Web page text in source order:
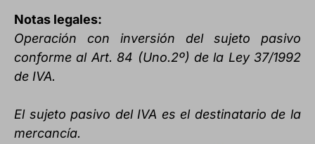
Notas legales:
Operación con inversión del sujeto pasivo
conforme al Art. 84 (Uno.2º) de la Ley 37/1992
de IVA.
El sujeto pasivo del IVA es el destinatario de la
mercancía.